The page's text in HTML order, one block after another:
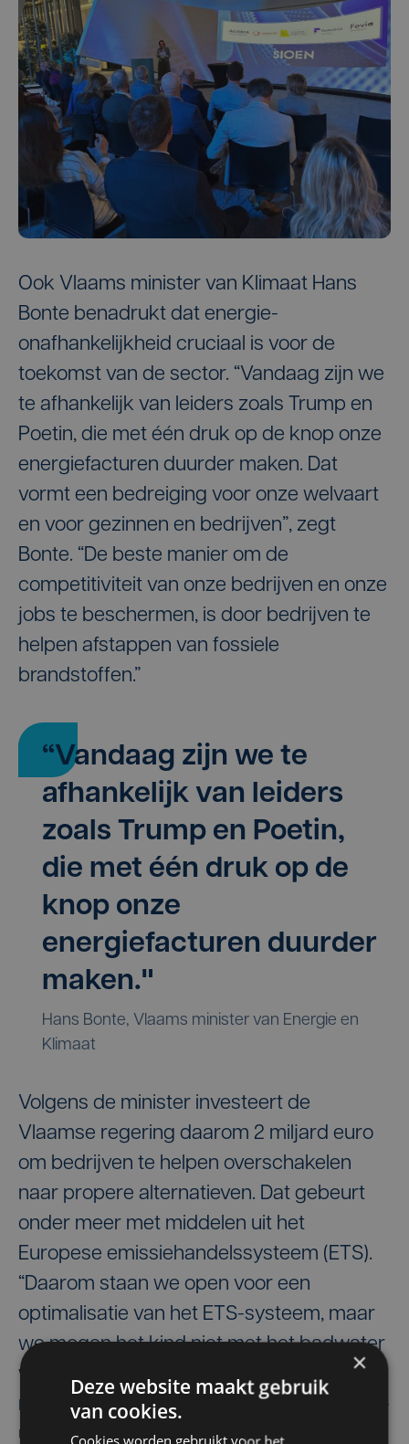
Ook Vlaams minister van Klimaat Hans
Bonte benadrukt dat energie-
onafhankelijkheid cruciaal is voor de
toekomst van de sector. “Vandaag zijn we
te afhankelijk van leiders zoals Trump en
Poetin, die met één druk op de knop onze
energiefacturen duurder maken. Dat
vormt een bedreiging voor onze welvaart
en voor gezinnen en bedrijven”, zegt
Bonte. “De beste manier om de
competitiviteit van onze bedrijven en onze
jobs te beschermen, is door bedrijven te
helpen afstappen van fossiele
brandstoffen.”
“Vandaag zijn we te
afhankelijk van leiders
zoals Trump en Poetin,
die met één druk op de
knop onze
energiefacturen duurder
maken."
Hans Bonte, Vlaams minister van Energie en
Klimaat
Volgens de minister investeert de
Vlaamse regering daarom 2 miljard euro
om bedrijven te helpen overschakelen
naar propere alternatieven. Dat gebeurt
onder meer met middelen uit het
Europese emissiehandelssysteem (ETS).
“Daarom staan we open voor een
optimalisatie van het ETS-systeem, maar
we mogen het kind niet met het badwater
weggooien. Zonder ETS zijn er ook geen
middelen om bedrijven te helpen hun CO₂-
uitstoot te verlagen”, aldus Bonte.
×
Deze website maakt gebruik
van cookies.
Cookies worden gebruikt voor het